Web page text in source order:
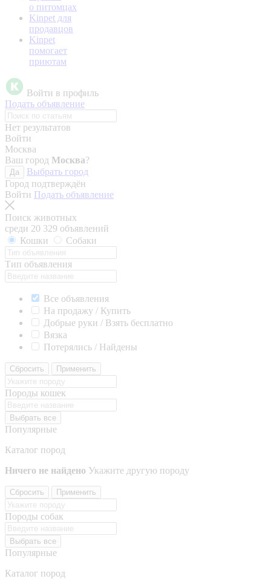
о питомцах
Kinpet для
продавцов
Kinpet
помогает
приютам
Войти в профиль
Подать объявление
Нет результатов
Войти
Москва
Ваш город Москва?
Да
Выбрать город
Город подтверждён
Войти Подать объявление
Поиск животных
среди 20 329 объявлений
Кошки
Собаки
Тип объявления
Все объявления
На продажу / Купить
Добрые руки / Взять бесплатно
Вязка
Потерялись / Найдены
Сбросить Применить
Породы кошек
Выбрать все
Популярные
Каталог пород
Ничего не найдено Укажите другую породу
Сбросить Применить
Породы собак
Выбрать все
Популярные
Каталог пород